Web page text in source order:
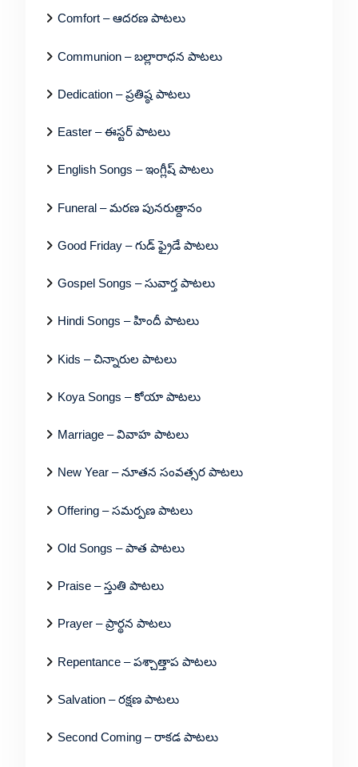
Comfort – ఆదరణ పాటలు
Communion – బల్లారాధన పాటలు
Dedication – ప్రతిష్ఠ పాటలు
Easter – ఈస్టర్ పాటలు
English Songs – ఇంగ్లీష్ పాటలు
Funeral – మరణ పునరుత్దానం
Good Friday – గుడ్ ఫ్రైడే పాటలు
Gospel Songs – సువార్త పాటలు
Hindi Songs – హిందీ పాటలు
Kids – చిన్నారుల పాటలు
Koya Songs – కోయా పాటలు
Marriage – వివాహ పాటలు
New Year – నూతన సంవత్సర పాటలు
Offering – సమర్పణ పాటలు
Old Songs – పాత పాటలు
Praise – స్తుతి పాటలు
Prayer – ప్రార్థన పాటలు
Repentance – పశ్చాత్తాప పాటలు
Salvation – రక్షణ పాటలు
Second Coming – రాకడ పాటలు